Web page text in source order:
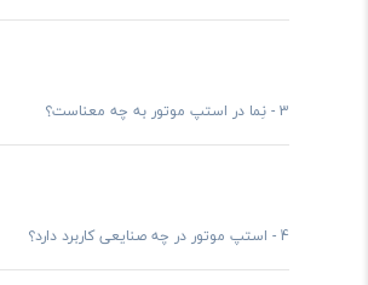
3 - نِما در استپ موتور به چه معناست؟
4 - استپ موتور در چه صنایعی کاربرد دارد؟